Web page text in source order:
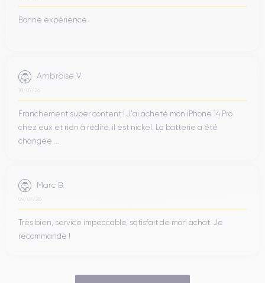
Bonne expérience
Ambroise V.
10/07/26
Franchement super content ! J'ai acheté mon iPhone 14 Pro
chez eux et rien à redire, il est nickel. La batterie a été
changée ...
Marc B.
09/07/26
Très bien, service impeccable, satisfait de mon achat. Je
recommande !